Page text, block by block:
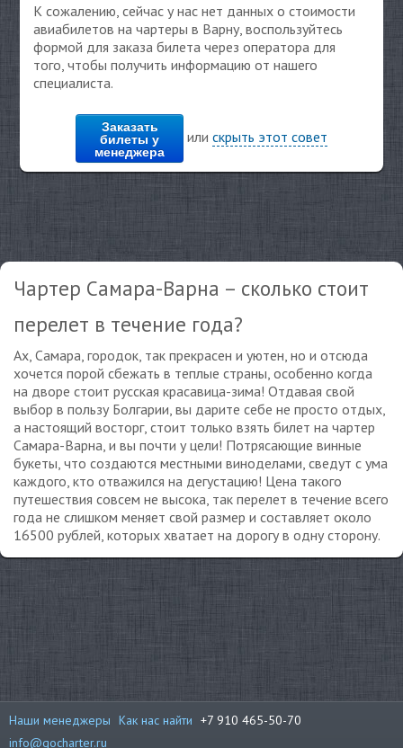
К сожалению, сейчас у нас нет данных о стоимости
авиабилетов на чартеры в Варну, воспользуйтесь
формой для заказа билета через оператора для
того, чтобы получить информацию от нашего
специалиста.
Заказать
билеты у
менеджера
или скрыть этот совет
Чартер Самара-Варна – сколько стоит
перелет в течение года?
Ах, Самара, городок, так прекрасен и уютен, но и отсюда
хочется порой сбежать в теплые страны, особенно когда
на дворе стоит русская красавица-зима! Отдавая свой
выбор в пользу Болгарии, вы дарите себе не просто отдых,
а настоящий восторг, стоит только взять билет на чартер
Самара-Варна, и вы почти у цели! Потрясающие винные
букеты, что создаются местными виноделами, сведут с ума
каждого, кто отважился на дегустацию! Цена такого
путешествия совсем не высока, так перелет в течение всего
года не слишком меняет свой размер и составляет около
16500 рублей, которых хватает на дорогу в одну сторону.
Наши менеджеры Как нас найти +7 910 465-50-70
info@gocharter.ru